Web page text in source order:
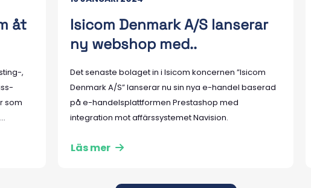
åt
,
som
Isicom Denmark A/S lanserar
ny webshop med..
Det senaste bolaget in i Isicom koncernen ”Isicom
Denmark A/S” lanserar nu sin nya e-handel baserad
på e-handelsplattformen Prestashop med
integration mot affärssystemet Navision.
Läs mer